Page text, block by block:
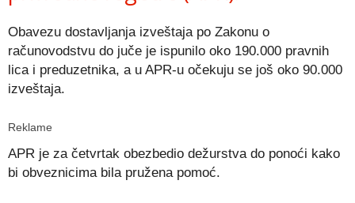
Obavezu dostavljanja izveštaja po Zakonu o
računovodstvu do juče je ispunilo oko 190.000 pravnih
lica i preduzetnika, a u APR-u očekuju se još oko 90.000
izveštaja.
Reklame
APR je za četvrtak obezbedio dežurstva do ponoći kako
bi obveznicima bila pružena pomoć.